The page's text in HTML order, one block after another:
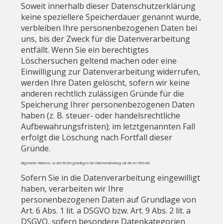
Soweit innerhalb dieser Datenschutzerklärung
keine speziellere Speicherdauer genannt wurde,
verbleiben Ihre personenbezogenen Daten bei
uns, bis der Zweck für die Datenverarbeitung
entfällt. Wenn Sie ein berechtigtes
Löschersuchen geltend machen oder eine
Einwilligung zur Datenverarbeitung widerrufen,
werden Ihre Daten gelöscht, sofern wir keine
anderen rechtlich zulässigen Gründe für die
Speicherung Ihrer personenbezogenen Daten
haben (z. B. steuer- oder handelsrechtliche
Aufbewahrungsfristen); im letztgenannten Fall
erfolgt die Löschung nach Fortfall dieser
Gründe.
Allgemeine Hinweise zu den Rechtsgrundlagen der Datenverarbeitung auf dieser Website
Sofern Sie in die Datenverarbeitung eingewilligt
haben, verarbeiten wir Ihre
personenbezogenen Daten auf Grundlage von
Art. 6 Abs. 1 lit. a DSGVO bzw. Art. 9 Abs. 2 lit. a
DSGVO, sofern besondere Datenkategorien